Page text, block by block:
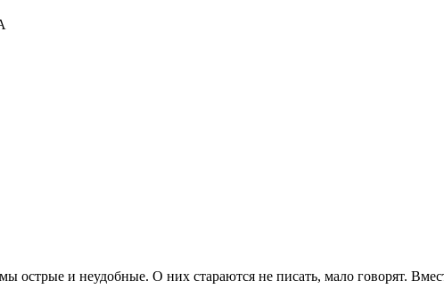
острые и неудобные. О них стараются не писать, мало говорят.